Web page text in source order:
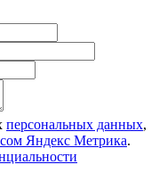
персональных данных,
Яндекс Метрика.